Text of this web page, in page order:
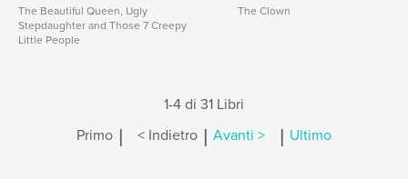
The Beautiful Queen, Ugly
Stepdaughter and Those 7 Creepy
Little People
The Clown
1-4 di 31 Libri
Primo | < Indietro | Avanti > | Ultimo